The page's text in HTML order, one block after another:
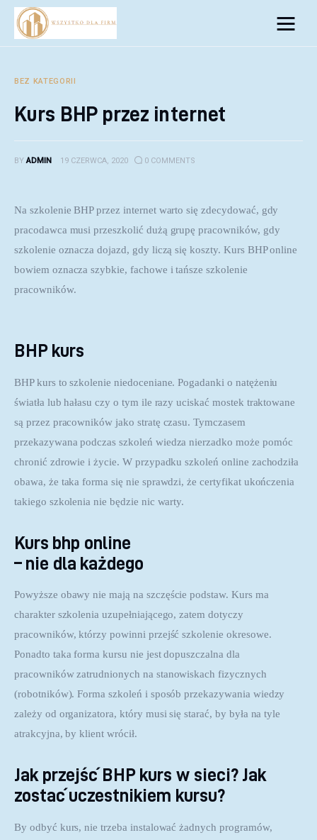
Biznes
Inwestycje
Rozwój
BEZ KATEGORII
Kurs BHP przez internet
BY ADMIN 19 CZERWCA, 2020 0 COMMENTS
Na szkolenie BHP przez internet warto się zdecydować, gdy
pracodawca musi przeszkolić dużą grupę pracowników, gdy
szkolenie oznacza dojazd, gdy liczą się koszty. Kurs BHP online
bowiem oznacza szybkie, fachowe i tańsze szkolenie
pracowników.
BHP kurs
BHP kurs to szkolenie niedoceniane. Pogadanki o natężeniu
światła lub hałasu czy o tym ile razy uciskać mostek traktowane
są przez pracowników jako stratę czasu. Tymczasem
przekazywana podczas szkoleń wiedza nierzadko może pomóc
chronić zdrowie i życie. W przypadku szkoleń online zachodziła
obawa, że taka forma się nie sprawdzi, że certyfikat ukończenia
takiego szkolenia nie będzie nic warty.
Kurs bhp online
– nie dla każdego
Powyższe obawy nie mają na szczęście podstaw. Kurs ma
charakter szkolenia uzupełniającego, zatem dotyczy
pracowników, którzy powinni przejść szkolenie okresowe.
Ponadto taka forma kursu nie jest dopuszczalna dla
pracowników zatrudnionych na stanowiskach fizycznych
(robotników). Forma szkoleń i sposób przekazywania wiedzy
zależy od organizatora, który musi się starać, by była na tyle
atrakcyjna, by klient wrócił.
Jak przejść BHP kurs w sieci? Jak
zostać uczestnikiem kursu?
By odbyć kurs, nie trzeba instalować żadnych programów,